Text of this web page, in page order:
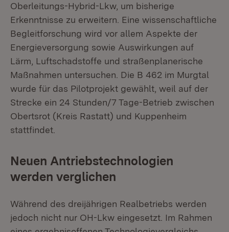
Oberleitungs-Hybrid-Lkw, um bisherige
Erkenntnisse zu erweitern. Eine wissenschaftliche
Begleitforschung wird vor allem Aspekte der
Energieversorgung sowie Auswirkungen auf
Lärm, Luftschadstoffe und straßenplanerische
Maßnahmen untersuchen. Die B 462 im Murgtal
wurde für das Pilotprojekt gewählt, weil auf der
Strecke ein 24 Stunden/7 Tage-Betrieb zwischen
Obertsrot (Kreis Rastatt) und Kuppenheim
stattfindet.
Neuen Antriebstechnologien
werden verglichen
Während des dreijährigen Realbetriebs werden
jedoch nicht nur OH-Lkw eingesetzt. Im Rahmen